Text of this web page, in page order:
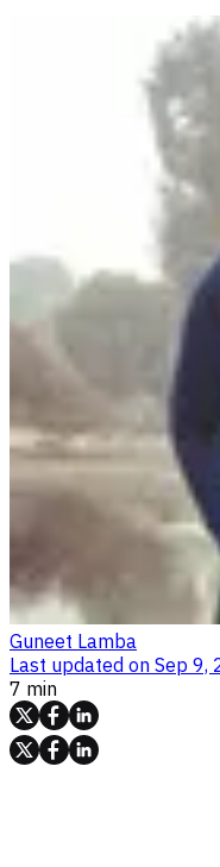
Guneet Lamba
Last updated on Sep 9,
7 min